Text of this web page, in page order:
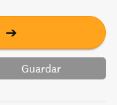
➔
Guardar